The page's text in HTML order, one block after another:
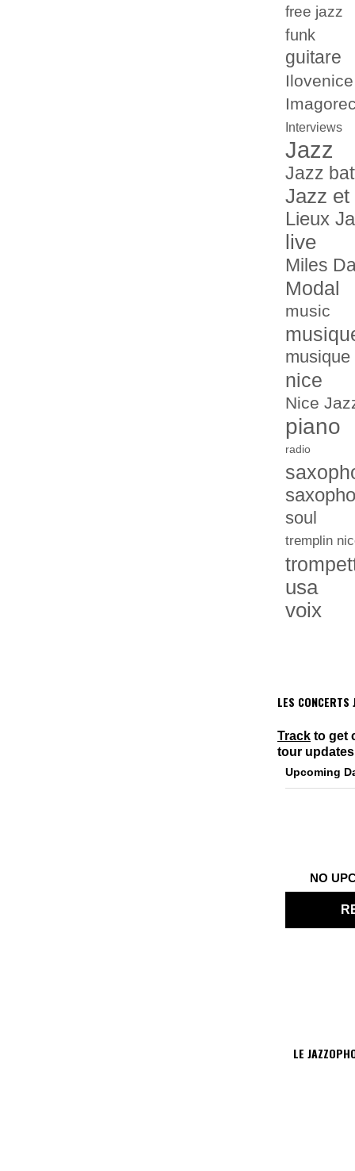
free jazz
funk
guitare
Ilovenice
Interviews
Jazz
Jazz
Jazz et
Lieux
live
Miles
Modal
music
nice
Nice
piano
radio
soul
tremplin
usa
voix
LES CONCERTS
Track to get
tour
Upcoming
NO
LE